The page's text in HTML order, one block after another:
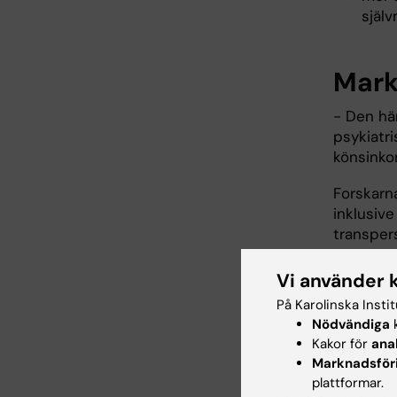
- Den
Deras
behovet
som
till
varit
Vi använder
På Karolinska
Nödvändiga
Kakor för
plattformar.